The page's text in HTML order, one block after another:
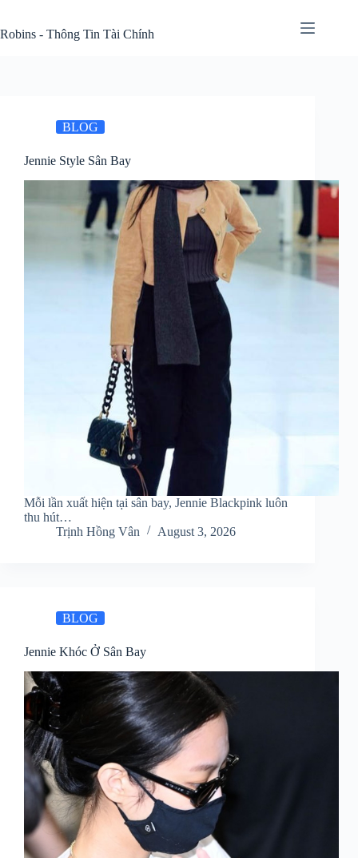
content
Robins - Thông Tin Tài Chính
BLOG
Jennie Style Sân Bay
Mỗi lần xuất hiện tại sân bay, Jennie Blackpink luôn
thu hút…
Trịnh Hồng Vân
August 3, 2026
BLOG
Jennie Khóc Ở Sân Bay